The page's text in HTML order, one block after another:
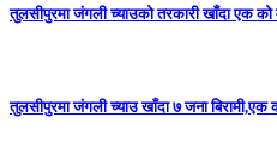
तुलसीपुरमा जंगली च्याउको तरकारी खाँदा एक को
तुलसीपुरमा जंगली च्याउ खाँदा ७ जना बिरामी,एक